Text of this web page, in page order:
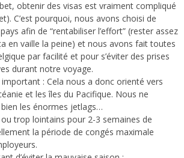
obtenir des visas est vraiment compliqué
C’est pourquoi, nous avons choisi de
afin de “rentabiliser l’effort” (rester assez
en vaille la peine) et nous avons fait toutes
par facilité et pour s’éviter des prises
durant notre voyage.
: Cela nous a donc orienté vers
et les îles du Pacifique. Nous ne
les énormes jetlags…
trop lointains pour 2-3 semaines de
la période de congés maximale